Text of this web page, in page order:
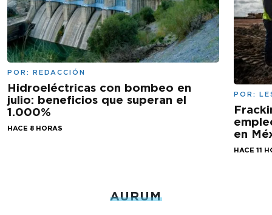
POR: REDACCIÓN
Hidroeléctricas con bombeo en
julio: beneficios que superan el
1.000%
HACE 8 HORAS
POR:
en
HACE 11
AURUM